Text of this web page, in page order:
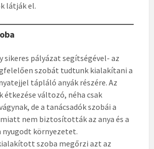
látják el.
sikeres pályázat segítségével- az
szobát tudtunk kialakítani a
tápláló anyák részére. Az
étkezése változó, néha csak
de a tanácsadók szobái a
nem biztosították az anya és a
nyugodt környezetet.
szoba megőrzi azt az